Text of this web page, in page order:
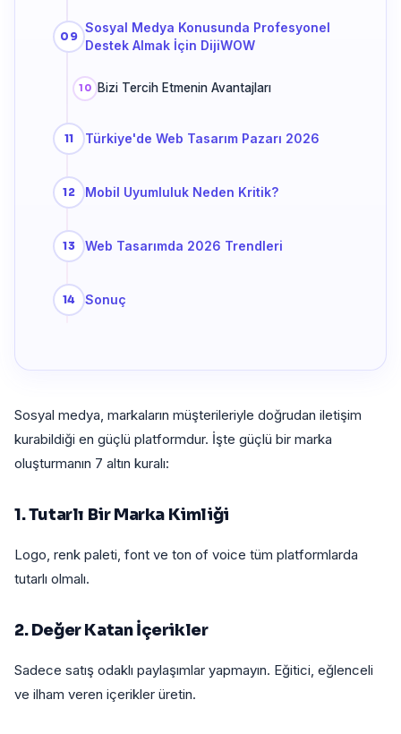
Sosyal Medya Konusunda Profesyonel
Destek Almak İçin DijiWOW
Bizi Tercih Etmenin Avantajları
Türkiye'de Web Tasarım Pazarı 2026
Mobil Uyumluluk Neden Kritik?
Web Tasarımda 2026 Trendleri
Sonuç
Sosyal medya, markaların müşterileriyle doğrudan iletişim
kurabildiği en güçlü platformdur. İşte güçlü bir marka
oluşturmanın 7 altın kuralı:
1. Tutarlı Bir Marka Kimliği
Logo, renk paleti, font ve ton of voice tüm platformlarda
tutarlı olmalı.
2. Değer Katan İçerikler
Sadece satış odaklı paylaşımlar yapmayın. Eğitici, eğlenceli
ve ilham veren içerikler üretin.